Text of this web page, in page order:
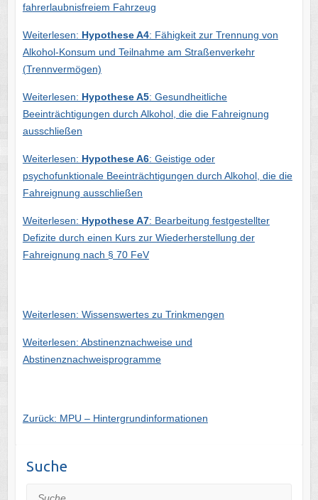
fahrerlaubnisfreiem Fahrzeug
Weiterlesen: Hypothese A4: Fähigkeit zur Trennung von
Alkohol-Konsum und Teilnahme am Straßenverkehr
(Trennvermögen)
Weiterlesen: Hypothese A5: Gesundheitliche
Beeinträchtigungen durch Alkohol, die die Fahreignung
ausschließen
Weiterlesen: Hypothese A6: Geistige oder
psychofunktionale Beeinträchtigungen durch Alkohol, die die
Fahreignung ausschließen
Weiterlesen: Hypothese A7: Bearbeitung festgestellter
Defizite durch einen Kurs zur Wiederherstellung der
Fahreignung nach § 70 FeV
Weiterlesen: Wissenswertes zu Trinkmengen
Weiterlesen: Abstinenznachweise und
Abstinenznachweisprogramme
Zurück: MPU – Hintergrundinformationen
Suche
Suche